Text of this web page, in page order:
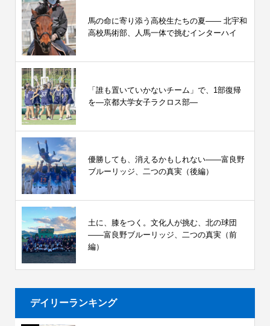
馬の命に寄り添う高校生たちの夏—— 北宇和
高校馬術部、人馬一体で挑むインターハイ
「誰も置いていかないチーム」で、1部復帰
を―京都大学女子ラクロス部―
優勝しても、消えるかもしれない――富良野
ブルーリッジ、二つの真実（後編）
土に、膝をつく。文化人が挑む、北の球団
――富良野ブルーリッジ、二つの真実（前
編）
デイリーランキング